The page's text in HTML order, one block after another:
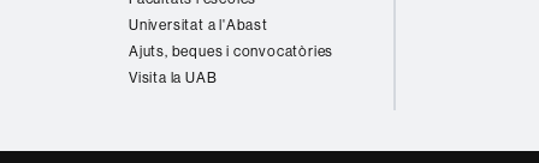
Universitat a l'Abast
Ajuts, beques i convocatòries
Visita la UAB